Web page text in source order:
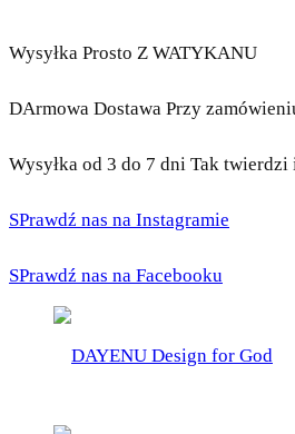
Wysyłka Prosto Z WATYKANU
DArmowa Dostawa Przy
Wysyłka od 3 do 7 dni Tak twierdzi
SPrawdź nas na Instagramie
SPrawdź nas na Facebooku